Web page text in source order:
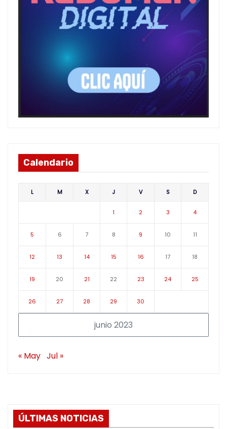
Calendario
junio 2023
L M X J V S D
1 2 3 4
5 6 7 8 9 10 11
12 13 14 15 16 17 18
19 20 21 22 23 24 25
26 27 28 29 30
« May Jul »
ÚLTIMAS NOTICIAS